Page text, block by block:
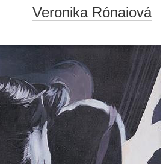
Veronika Rónaiová